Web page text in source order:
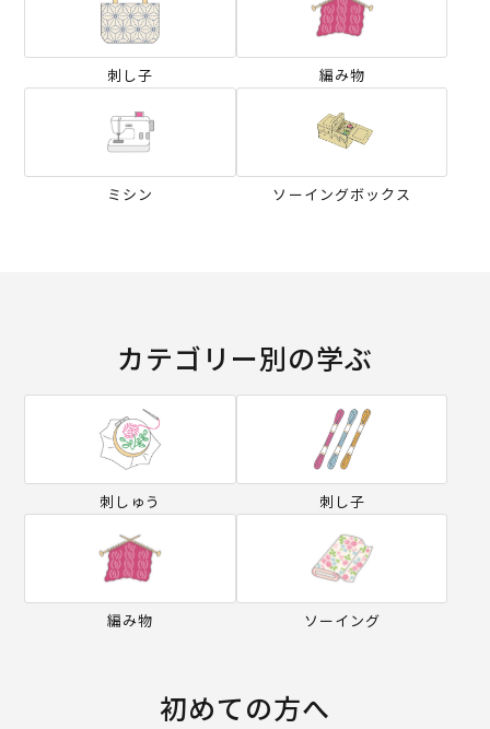
刺し子 編み物
ミシン ソーイングボックス
カテゴリー別の学ぶ
刺しゅう 刺し子
編み物 ソーイング
初めての方へ